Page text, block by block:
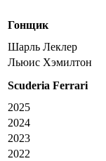
Гонщик
Шарль Леклер
Льюис Хэмилтон
Scuderia Ferrari
2025
2024
2023
2022